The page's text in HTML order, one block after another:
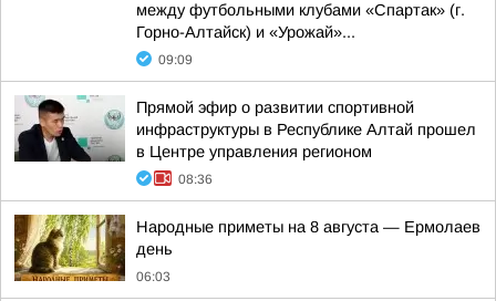
между футбольными клубами «Спартак» (г.
Горно-Алтайск) и «Урожай»...
09:09
Прямой эфир о развитии спортивной
инфраструктуры в Республике Алтай прошел
в Центре управления регионом
08:36
Hapoдныe пpимeты нa 8 aвгуcтa — Epмoлaeв
дeнь
06:03